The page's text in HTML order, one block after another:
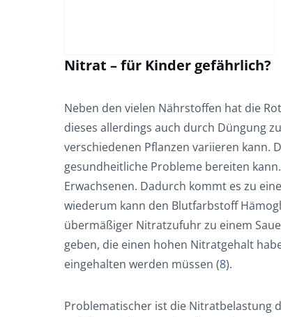
Nitrat – für Kinder gefährlich?
Neben den vielen Nährstoffen hat die
dieses allerdings auch durch Düngung
verschiedenen Pflanzen variieren kann.
gesundheitliche Probleme bereiten
Erwachsenen. Dadurch kommt es zu
wiederum kann den Blutfarbstoff
übermäßiger Nitratzufuhr zu einem
geben, die einen hohen Nitratgehalt
eingehalten werden müssen (8).
Problematischer ist die Nitratbelastung